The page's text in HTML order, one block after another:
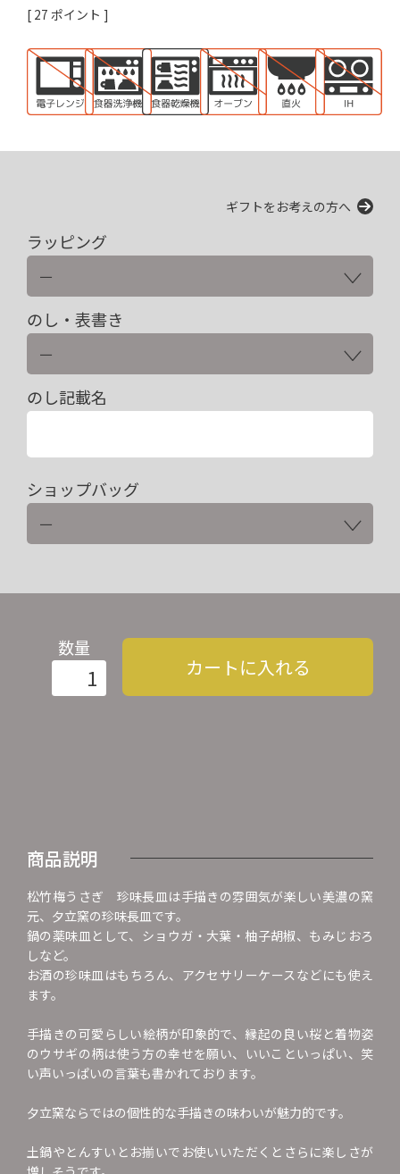
[ 27 ポイント ]
ギフトをお考えの方へ
ラッピング
のし・表書き
のし記載名
ショップバッグ
数量
カートに入れる
商品説明
松竹梅うさぎ 珍味長皿は手描きの雰囲気が楽しい美濃の窯
元、夕立窯の珍味長皿です。
鍋の薬味皿として、ショウガ・大葉・柚子胡椒、もみじおろ
しなど。
お酒の珍味皿はもちろん、アクセサリーケースなどにも使え
ます。
手描きの可愛らしい絵柄が印象的で、縁起の良い桜と着物姿
のウサギの柄は使う方の幸せを願い、いいこといっぱい、笑
い声いっぱいの言葉も書かれております。
夕立窯ならではの個性的な手描きの味わいが魅力的です。
土鍋やとんすいとお揃いでお使いいただくとさらに楽しさが